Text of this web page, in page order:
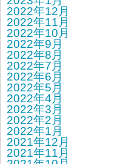
2022年12月
2022年11月
2022年10月
2022年9月
2022年8月
2022年7月
2022年6月
2022年5月
2022年4月
2022年3月
2022年2月
2022年1月
2021年12月
2021年11月